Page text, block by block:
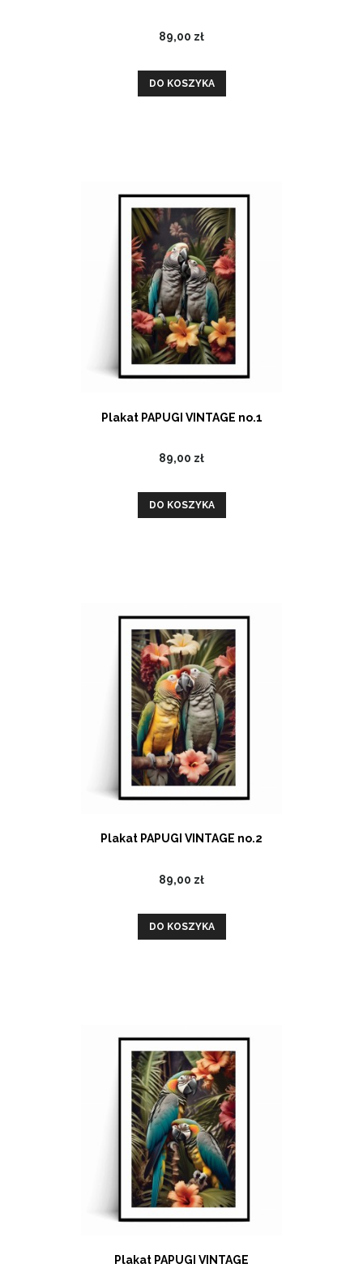
89,00 zł
DO KOSZYKA
Plakat PAPUGI VINTAGE no.1
89,00 zł
DO KOSZYKA
Plakat PAPUGI VINTAGE no.2
89,00 zł
DO KOSZYKA
Plakat PAPUGI VINTAGE